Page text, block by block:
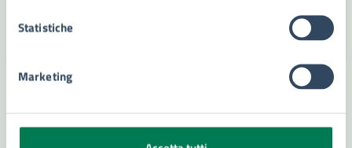
Statistiche
Marketing
17/04/23
CHECK POINT BUS TURISTICI dal 17 aprile 2023